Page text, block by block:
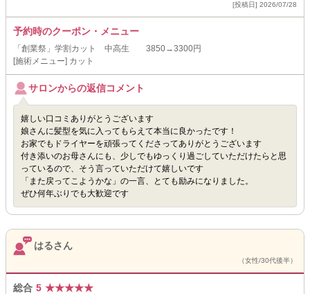
[投稿日] 2026/07/28
予約時のクーポン・メニュー
「創業祭」学割カット 中高生 3850→3300円
[施術メニュー] カット
サロンからの返信コメント
嬉しい口コミありがとうございます
娘さんに髪型を気に入ってもらえて本当に良かったです！
お家でもドライヤーを頑張ってくださってありがとうございます
付き添いのお母さんにも、少しでもゆっくり過ごしていただけたらと思
っているので、そう言っていただけて嬉しいです
「また戻ってこようかな」の一言、とても励みになりました。
ぜひ何年ぶりでも大歓迎です
はるさん
（女性/30代後半）
総合 5 ★★★★★